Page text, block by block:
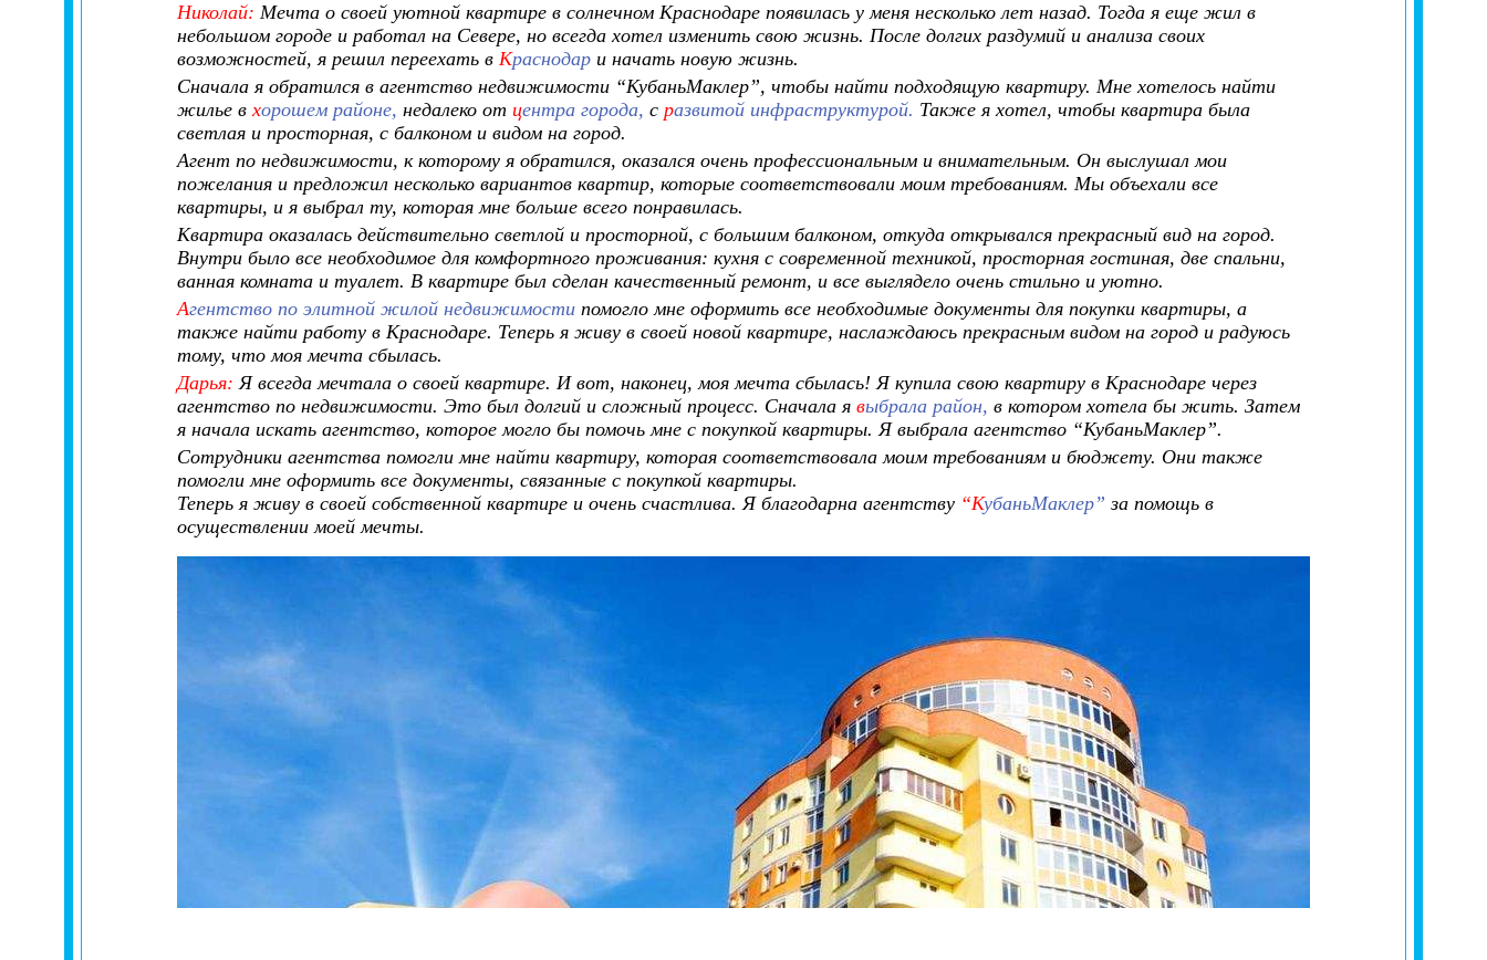
Николай: Мечта о своей уютной квартире в солнечном Краснодаре появилась у меня несколько лет назад. Тогда я еще жил в
небольшом городе и работал на Севере, но всегда хотел изменить свою жизнь. После долгих раздумий и анализа своих
возможностей, я решил переехать в Краснодар и начать новую жизнь.
Сначала я обратился в агентство недвижимости “КубаньМаклер”, чтобы найти подходящую квартиру. Мне хотелось найти
жилье в хорошем районе, недалеко от центра города, с развитой инфраструктурой. Также я хотел, чтобы квартира была
светлая и просторная, с балконом и видом на город.
Агент по недвижимости, к которому я обратился, оказался очень профессиональным и внимательным. Он выслушал мои
пожелания и предложил несколько вариантов квартир, которые соответствовали моим требованиям. Мы объехали все
квартиры, и я выбрал ту, которая мне больше всего понравилась.
Квартира оказалась действительно светлой и просторной, с большим балконом, откуда открывался прекрасный вид на город.
Внутри было все необходимое для комфортного проживания: кухня с современной техникой, просторная гостиная, две спальни,
ванная комната и туалет. В квартире был сделан качественный ремонт, и все выглядело очень стильно и уютно.
Агентство по элитной жилой недвижимости помогло мне оформить все необходимые документы для покупки квартиры, а
также найти работу в Краснодаре. Теперь я живу в своей новой квартире, наслаждаюсь прекрасным видом на город и радуюсь
тому, что моя мечта сбылась.
Дарья: Я всегда мечтала о своей квартире. И вот, наконец, моя мечта сбылась! Я купила свою квартиру в Краснодаре через
агентство по недвижимости. Это был долгий и сложный процесс. Сначала я выбрала район, в котором хотела бы жить. Затем
я начала искать агентство, которое могло бы помочь мне с покупкой квартиры. Я выбрала агентство “КубаньМаклер”.
Сотрудники агентства помогли мне найти квартиру, которая соответствовала моим требованиям и бюджету. Они также
помогли мне оформить все документы, связанные с покупкой квартиры.
Теперь я живу в своей собственной квартире и очень счастлива. Я благодарна агентству “КубаньМаклер” за помощь в
осуществлении моей мечты.